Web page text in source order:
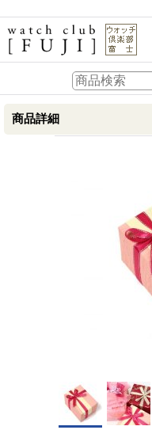
商品詳細